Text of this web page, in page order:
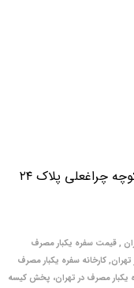
, قیمت سفره یکبار مصرف
کارخانه سفره یکبار مصرف
یکبار مصرف در تهران، پخش کیسه